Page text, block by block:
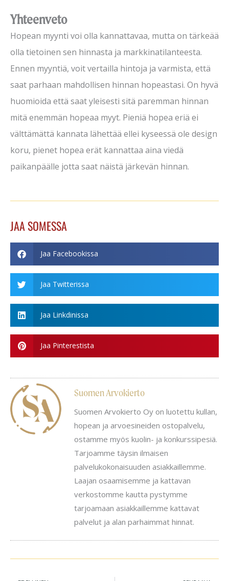
Yhteenveto
Hopean myynti voi olla kannattavaa, mutta on tärkeää
olla tietoinen sen hinnasta ja markkinatilanteesta.
Ennen myyntiä, voit vertailla hintoja ja varmista, että
saat parhaan mahdollisen hinnan hopeastasi. On hyvä
huomioida että saat yleisesti sitä paremman hinnan
mitä enemmän hopeaa myyt. Pieniä hopea eriä ei
välttämättä kannata lähettää ellei kyseessä ole design
koru, pienet hopea erät kannattaa aina viedä
paikanpäälle jotta saat näistä järkevän hinnan.
JAA SOMESSA
Jaa Facebookissa
Jaa Twitterissa
Jaa Linkdinissa
Jaa Pinterestista
Suomen Arvokierto
Suomen Arvokierto Oy on luotettu kullan,
hopean ja arvoesineiden ostopalvelu,
ostamme myös kuolin- ja konkurssipesiä.
Tarjoamme täysin ilmaisen
palvelukokonaisuuden asiakkaillemme.
Laajan osaamisemme ja kattavan
verkostomme kautta pystymme
tarjoamaan asiakkaillemme kattavat
palvelut ja alan parhaimmat hinnat.